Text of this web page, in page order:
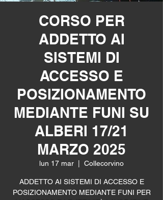
CORSO PER
ADDETTO AI
SISTEMI DI
ACCESSO E
POSIZIONAMENTO
MEDIANTE FUNI SU
ALBERI 17/21
MARZO 2025
lun 17 mar Collecorvino
ADDETTO AI SISTEMI DI ACCESSO E
POSIZIONAMENTO MEDIANTE FUNI PER